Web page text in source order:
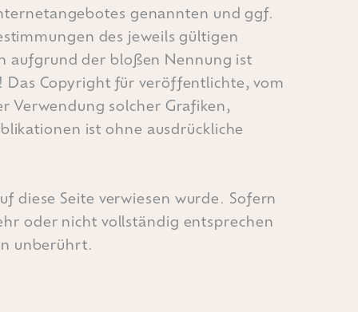
genannten und ggf.
des jeweils gültigen
aufgrund der bloßen Nennung ist
Das Copyright für veröffentlichte, vom
Verwendung solcher Grafiken,
ist ohne ausdrückliche
diese Seite verwiesen wurde. Sofern
oder nicht vollständig entsprechen
unberührt.